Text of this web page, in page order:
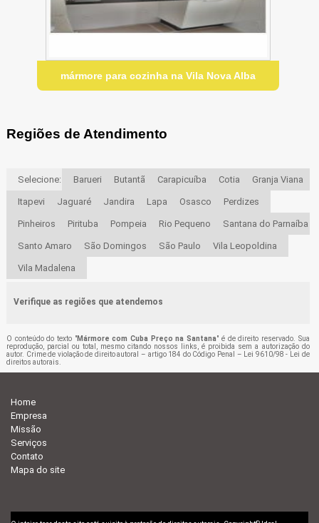
mármore para cozinha na Vila Nova Alba
Regiões de Atendimento
Selecione: Barueri Butantã Carapicuíba Cotia Granja Viana
Itapevi Jaguaré Jandira Lapa Osasco Perdizes
Pinheiros Pirituba Pompeia Rio Pequeno Santana do Parnaíba
Santo Amaro São Domingos São Paulo Vila Leopoldina
Vila Madalena
Verifique as regiões que atendemos
O conteúdo do texto "Mármore com Cuba Preço na Santana" é de direito reservado. Sua
reprodução, parcial ou total, mesmo citando nossos links, é proibida sem a autorização do
autor. Crime de violação de direito autoral – artigo 184 do Código Penal – Lei 9610/98 - Lei de
direitos autorais.
Home
Empresa
Missão
Serviços
Contato
Mapa do site